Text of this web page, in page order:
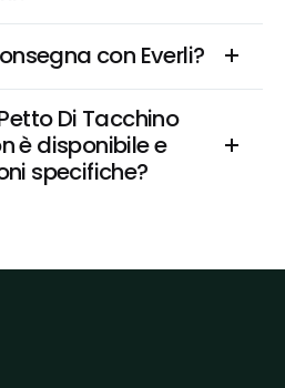
con Everli?
Di Tacchino
è disponibile e
specifiche?